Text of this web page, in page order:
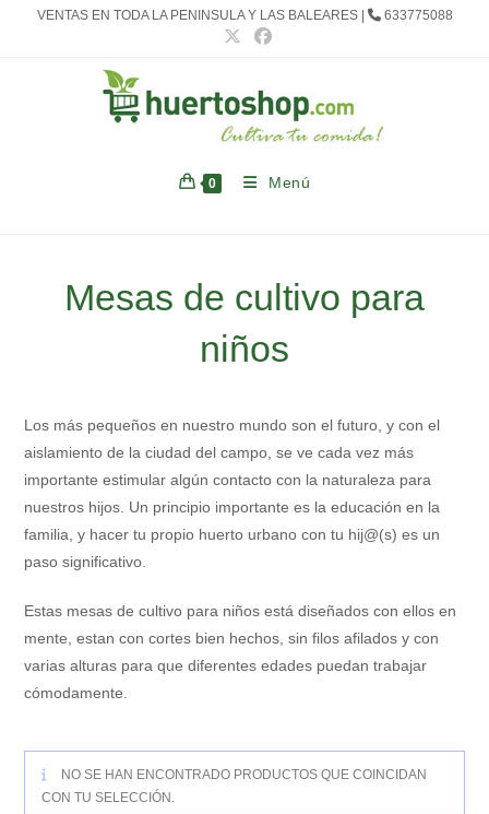
VENTAS EN TODA LA PENINSULA Y LAS BALEARES | 633775088
0 Menú
Mesas de cultivo para
niños
Los más pequeños en nuestro mundo son el futuro, y con el
aislamiento de la ciudad del campo, se ve cada vez más
importante estimular algún contacto con la naturaleza para
nuestros hijos. Un principio importante es la educación en la
familia, y hacer tu propio huerto urbano con tu hij@(s) es un
paso significativo.
Estas mesas de cultivo para niños está diseñados con ellos en
mente, estan con cortes bien hechos, sin filos afilados y con
varias alturas para que diferentes edades puedan trabajar
cómodamente.
NO SE HAN ENCONTRADO PRODUCTOS QUE COINCIDAN
CON TU SELECCIÓN.